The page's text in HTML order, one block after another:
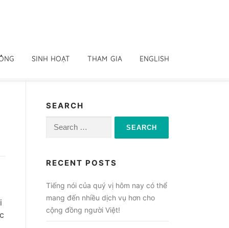
SINH HOẠT THAM GIA ENGLISH
SEARCH
Search
RECENT POSTS
Tiếng nói của quý vị hôm nay có thể
mang đến nhiều dịch vụ hơn cho
cộng đồng người Việt!